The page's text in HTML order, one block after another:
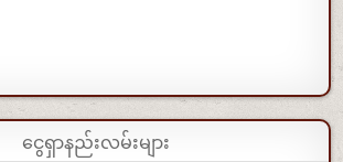
ငွေရှာနည်းလမ်းများ